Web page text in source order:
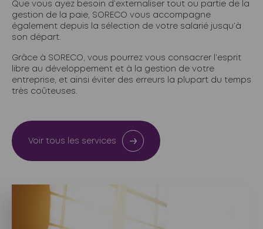
Que vous ayez besoin d’externaliser tout ou partie de la
gestion de la paie, SORECO vous accompagne
également depuis la sélection de votre salarié jusqu’à
son départ.
Grâce à SORECO, vous pourrez vous consacrer l’esprit
libre au développement et à la gestion de votre
entreprise, et ainsi éviter des erreurs la plupart du temps
très coûteuses.
Voir tous les services